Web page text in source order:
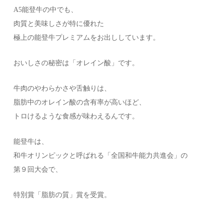
A5能登牛の中でも、
肉質と美味しさが特に優れた
極上の能登牛プレミアムをお出ししています。
おいしさの秘密は「オレイン酸」です。
牛肉のやわらかさや舌触りは、
脂肪中のオレイン酸の含有率が高いほど、
トロけるような食感が味わえるんです。
能登牛は、
和牛オリンピックと呼ばれる「全国和牛能力共進会」の
第９回大会で、
特別賞「脂肪の質」賞を受賞。